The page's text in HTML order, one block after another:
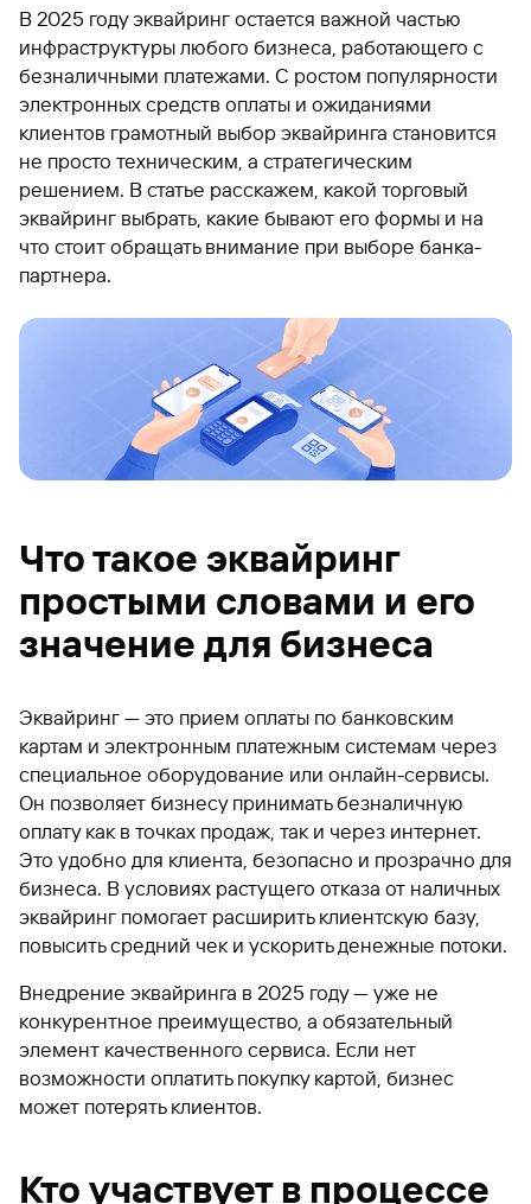
В 2025 году эквайринг остается важной частью
инфраструктуры любого бизнеса, работающего с
безналичными платежами. С ростом популярности
электронных средств оплаты и ожиданиями
клиентов грамотный выбор эквайринга становится
не просто техническим, а стратегическим
решением. В статье расскажем, какой торговый
эквайринг выбрать, какие бывают его формы и на
что стоит обращать внимание при выборе банка-
партнера.
Что такое эквайринг
простыми словами и его
значение для бизнеса
Эквайринг — это прием оплаты по банковским
картам и электронным платежным системам через
специальное оборудование или онлайн-сервисы.
Он позволяет бизнесу принимать безналичную
оплату как в точках продаж, так и через интернет.
Это удобно для клиента, безопасно и прозрачно для
бизнеса. В условиях растущего отказа от наличных
эквайринг помогает расширить клиентскую базу,
повысить средний чек и ускорить денежные потоки.
Внедрение эквайринга в 2025 году — уже не
конкурентное преимущество, а обязательный
элемент качественного сервиса. Если нет
возможности оплатить покупку картой, бизнес
может потерять клиентов.
Кто участвует в процессе